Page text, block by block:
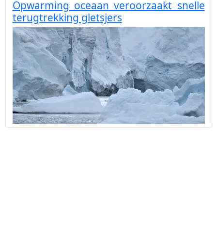
Opwarming oceaan veroorzaakt snelle
terugtrekking gletsjers